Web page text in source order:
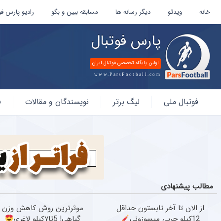
خانه ویدئو دیگر رسانه ها مسابقه ببین و بگو رادیو پارس
پارس فوتبال
اولین پایگاه تخصصی فوتبال ایران
www.ParsFootball.com
فوتبال
فوتبال ملی لیگ برتر نویسندگان و مقالات
مطالب پیشنهادی
از الان تا آخر تابستون حداقل
موثرترین روش کاهش وزن